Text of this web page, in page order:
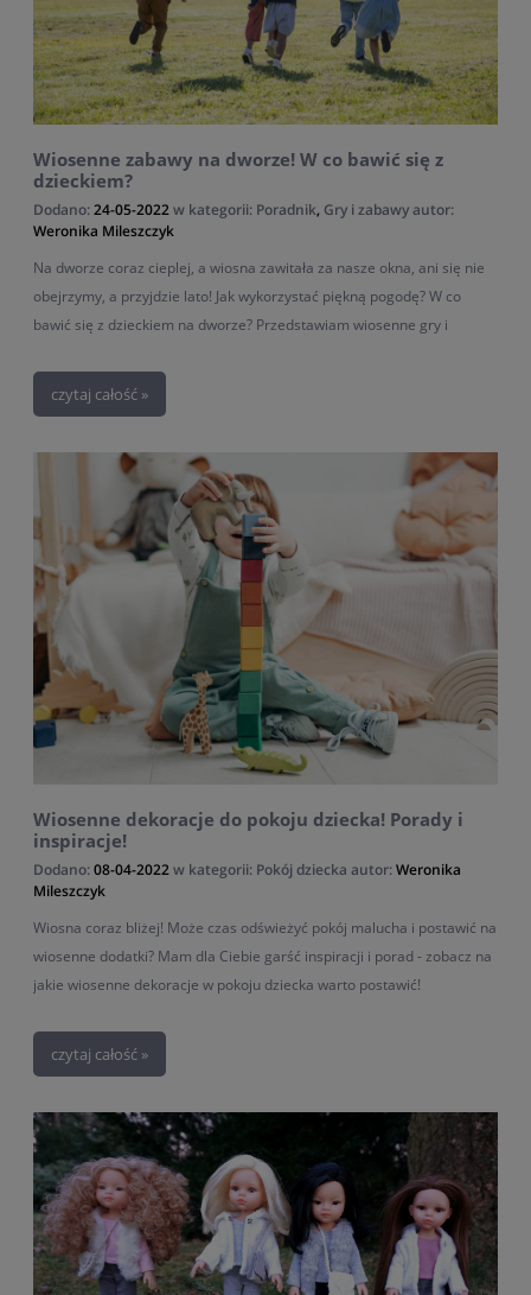
Wiosenne zabawy na dworze! W co bawić się z
dzieckiem?
Dodano:24-05-2022w kategorii: Poradnik, Gry i zabawyautor:
Weronika Mileszczyk
Na dworze coraz cieplej, a wiosna zawitała za nasze okna, ani się nie
obejrzymy, a przyjdzie lato! Jak wykorzystać piękną pogodę? W co
bawić się z dzieckiem na dworze? Przedstawiam wiosenne gry i
czytaj całość »
Wiosenne dekoracje do pokoju dziecka! Porady i
inspiracje!
Dodano:08-04-2022w kategorii: Pokój dziecka autor:Weronika
Mileszczyk
Wiosna coraz bliżej! Może czas odświeżyć pokój malucha i postawić na
wiosenne dodatki? Mam dla Ciebie garść inspiracji i porad - zobacz na
jakie wiosenne dekoracje w pokoju dziecka warto postawić!
czytaj całość »